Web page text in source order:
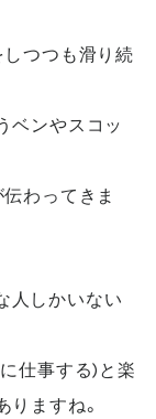
つつも滑り続
ベンやスコッ
わってきま
人しかいない
仕事する)と楽
ますね。